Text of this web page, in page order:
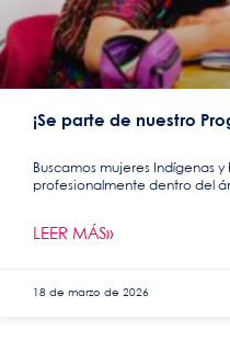
¡Se parte de nuestro
Buscamos mujeres Indígenas
profesionalmente dentro del
LEER MÁS»
18 de marzo de 2026